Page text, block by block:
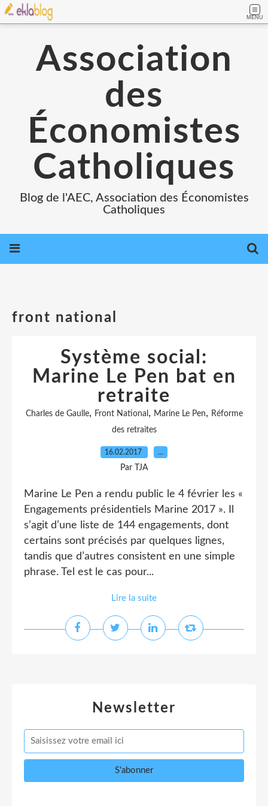
MENU
Association
des
Économistes
Catholiques
Blog de l'AEC, Association des Économistes
Catholiques
front national
Système social:
Marine Le Pen bat en
retraite
Charles de Gaulle, Front National , Marine Le Pen, Réforme
des retraites
16.02.2017 …
Par TJA
Marine Le Pen a rendu public le 4 février les «
Engagements présidentiels Marine 2017 ». Il
s’agit d’une liste de 144 engagements, dont
certains sont précisés par quelques lignes,
tandis que d’autres consistent en une simple
phrase. Tel est le cas pour...
Lire la suite
Newsletter